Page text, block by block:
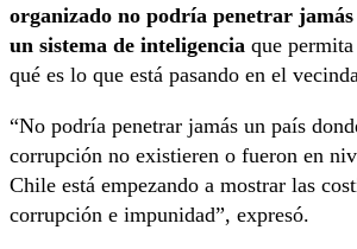
organizado no podría penetrar
un sistema de inteligencia que
qué es lo que está pasando en el
“No podría penetrar jamás un país
corrupción no existieren o fueron en
Chile está empezando a mostrar las
corrupción e impunidad”, expresó.